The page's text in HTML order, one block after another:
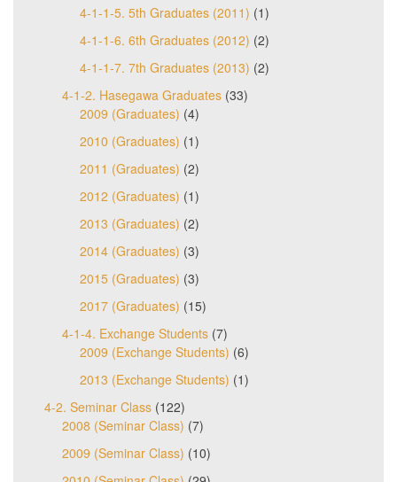
4-1-1-5. 5th Graduates (2011) (1)
4-1-1-6. 6th Graduates (2012) (2)
4-1-1-7. 7th Graduates (2013) (2)
4-1-2. Hasegawa Graduates (33)
2009 (Graduates) (4)
2010 (Graduates) (1)
2011 (Graduates) (2)
2012 (Graduates) (1)
2013 (Graduates) (2)
2014 (Graduates) (3)
2015 (Graduates) (3)
2017 (Graduates) (15)
4-1-4. Exchange Students (7)
2009 (Exchange Students) (6)
2013 (Exchange Students) (1)
4-2. Seminar Class (122)
2008 (Seminar Class) (7)
2009 (Seminar Class) (10)